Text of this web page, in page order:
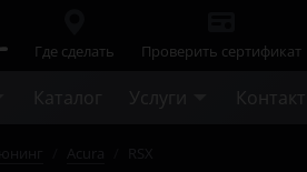
Где сделать Проверить сертификат
Каталог Услуги